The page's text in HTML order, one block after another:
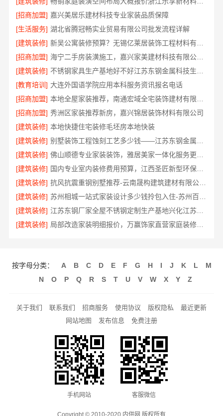
[招商加盟] 嘉兴美居乐建材科技专业家装品质保障
[生活服务] 湖北省腾冠畅实业贸易有限公司批发流程详解
[建筑装修]
[招商加盟]
海宁二手房装潢施工，嘉兴家美建材科技有限公司专业团队
[建筑装修]
[教育培训] 大连外国语学院应用本科服务资讯报名电话
[招商加盟]
[招商加盟] 秀洲区家装推荐新房，嘉兴锦居装饰材料有限公司
[建筑装修] 本地快捷住宅装修毛坯房本地快装
[建筑装修]
[建筑装修]
[建筑装修]
国内专业室内装修费用预算，江西圣匠新型环保材料有限公司
[建筑装修]
抗风抗震重钢别墅推荐-云南晟构建筑建材有限公司精选
[建筑装修]
[建筑装修]
江苏东钢厂家全屋不锈钢定制生产基地兴化江苏东钢金属科技有限公司
[建筑装修]
局部改造家装明细报价，万赢饰家直营家庭装修成本管控
按字母分类： A B C D E F G H I J K L
M
N
O P Q R S T U V W X Y Z
关于我们 联系我们 招商服务 使用协议 版权隐私
最近更新
网站地图
发布信息 免费注册
手机网站 客服微信
Copyright © 2010-2020 内供网 版权所有